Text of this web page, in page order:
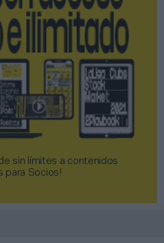
sin límites a contenidos
para Socios!​​​​​​​